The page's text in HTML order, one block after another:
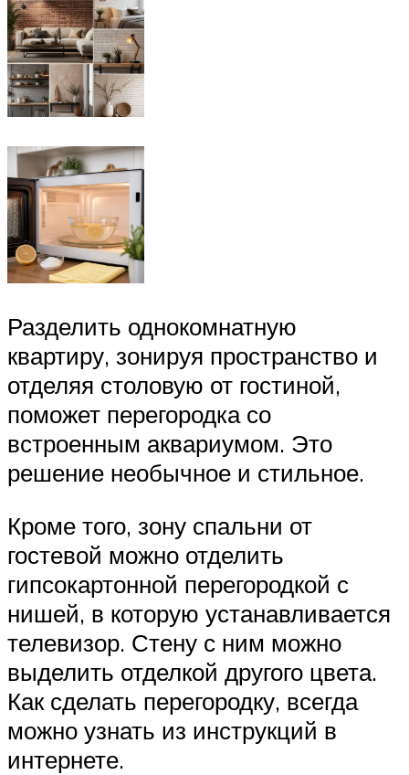
Разделить однокомнатную
квартиру, зонируя пространство и
отделяя столовую от гостиной,
поможет перегородка со
встроенным аквариумом. Это
решение необычное и стильное.
Кроме того, зону спальни от
гостевой можно отделить
гипсокартонной перегородкой с
нишей, в которую устанавливается
телевизор. Стену с ним можно
выделить отделкой другого цвета.
Как сделать перегородку, всегда
можно узнать из инструкций в
интернете.